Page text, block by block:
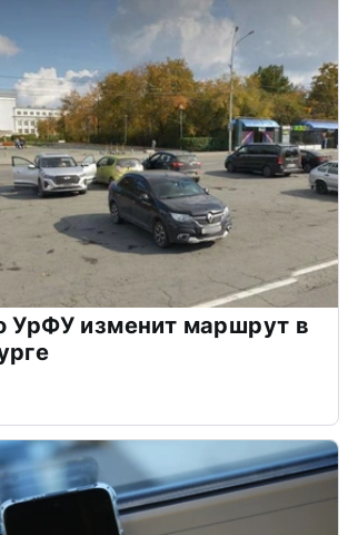
УрФУ изменит маршрут в